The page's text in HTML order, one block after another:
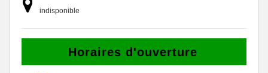
indisponible
Horaires d'ouverture